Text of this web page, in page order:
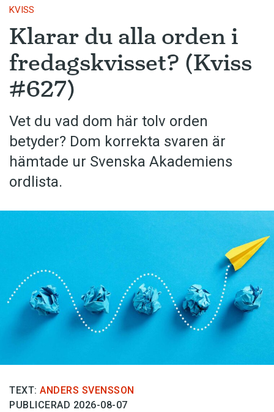
KVISS
Klarar du alla orden i
fredagskvisset? (Kviss
#627)
Vet du vad dom här tolv orden
betyder? Dom korrekta svaren är
hämtade ur Svenska Akademiens
ordlista.
TEXT: ANDERS SVENSSON
PUBLICERAD 2026-08-07